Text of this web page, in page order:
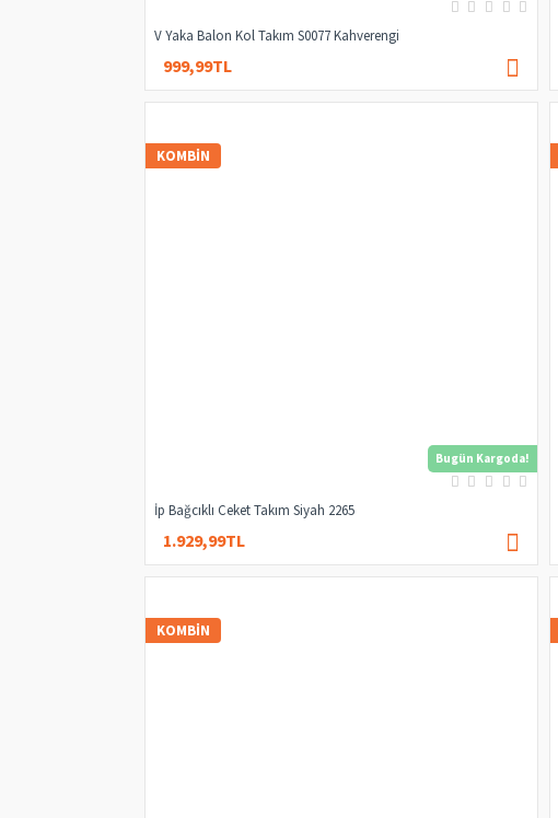
V Yaka Balon Kol Takım S0077 Kahverengi
999,99TL
Bugün Kargoda!
KOMBIN
İp Bağcıklı Ceket Takım Siyah 2265
1.929,99TL
KOMBIN